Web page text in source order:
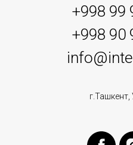
+998 99
+998 90
г.Ташкент,